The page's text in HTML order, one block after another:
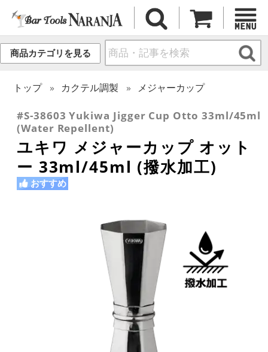
商品カテゴリを見る
トップ カクテル調製 メジャーカップ
#S-38603 Yukiwa Jigger Cup Otto 33ml/45ml
(Water Repellent)
ユキワ メジャーカップ オット
ー 33ml/45ml (撥水加工)
おすすめ